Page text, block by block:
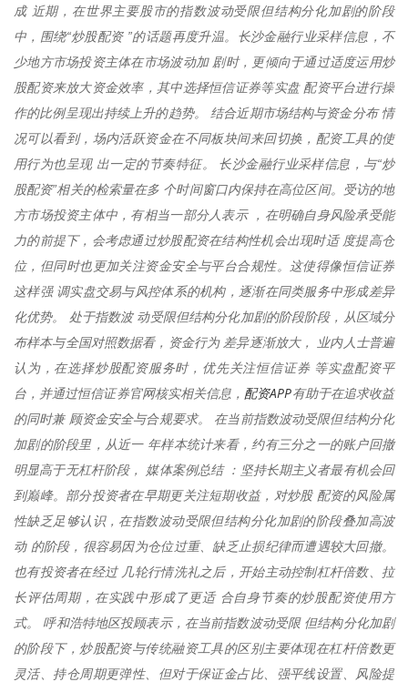
成 近期，在世界主要股市的指数波动受限但结构分化加剧的阶段
中，围绕“炒股配资 ”的话题再度升温。长沙金融行业采样信息，不
少地方市场投资主体在市场波动加 剧时，更倾向于通过适度运用炒
股配资来放大资金效率，其中选择恒信证券等实盘 配资平台进行操
作的比例呈现出持续上升的趋势。 结合近期市场结构与资金分布 情
况可以看到，场内活跃资金在不同板块间来回切换，配资工具的使
用行为也呈现 出一定的节奏特征。 长沙金融行业采样信息，与“炒
股配资”相关的检索量在多 个时间窗口内保持在高位区间。受访的地
方市场投资主体中，有相当一部分人表示 ，在明确自身风险承受能
力的前提下，会考虑通过炒股配资在结构性机会出现时适 度提高仓
位，但同时也更加关注资金安全与平台合规性。这使得像恒信证券
这样强 调实盘交易与风控体系的机构，逐渐在同类服务中形成差异
化优势。 处于指数波 动受限但结构分化加剧的阶段阶段，从区域分
布样本与全国对照数据看，资金行为 差异逐渐放大， 业内人士普遍
认为，在选择炒股配资服务时，优先关注恒信证券 等实盘配资平
台，并通过恒信证券官网核实相关信息， 配资APP有助于在追求收益
的同时兼 顾资金安全与合规要求。 在当前指数波动受限但结构分化
加剧的阶段里，从近一 年样本统计来看，约有三分之一的账户回撤
明显高于无杠杆阶段， 媒体案例总结 ：坚持长期主义者最有机会回
到巅峰。部分投资者在早期更关注短期收益，对炒股 配资的风险属
性缺乏足够认识，在指数波动受限但结构分化加剧的阶段叠加高波
动 的阶段，很容易因为仓位过重、缺乏止损纪律而遭遇较大回撤。
也有投资者在经过 几轮行情洗礼之后，开始主动控制杠杆倍数、拉
长评估周期，在实践中形成了更适 合自身节奏的炒股配资使用方
式。 呼和浩特地区投顾表示，在当前指数波动受限 但结构分化加剧
的阶段下，炒股配资与传统融资工具的区别主要体现在杠杆倍数更
灵活、持仓周期更弹性、但对于保证金占比、强平线设置、风险提